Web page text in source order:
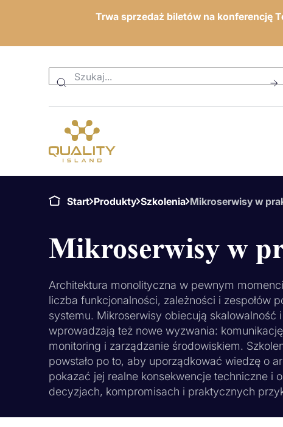
Trwa sprzedaż biletów na konferencję
Start Produkty Szkolenia Mikroserwisy w
Mikroserwisy w
Architektura monolityczna w pewnym
liczba funkcjonalności, zależności i zespołów
systemu. Mikroserwisy obiecują skalowalność
wprowadzają też nowe wyzwania:
monitoring i zarządzanie środowiskiem.
powstało po to, aby uporządkować wiedzę o
pokazać jej realne konsekwencje techniczne i
decyzjach, kompromisach i praktycznych